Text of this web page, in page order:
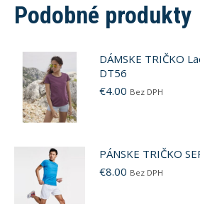
Podobné produkty
DÁMSKE TRIČKO
DT56
€4.00 Bez DPH
PÁNSKE TRIČKO
€8.00 Bez DPH